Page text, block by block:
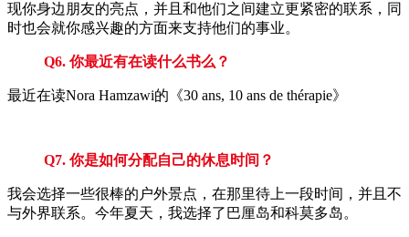
现你身边朋友的亮点，并且和他们之间建立更紧密的联系，同
时也会就你感兴趣的方面来支持他们的事业。
Q6. 你最近有在读什么书么？
最近在读Nora Hamzawi的《30 ans, 10 ans de thérapie》
Q7. 你是如何分配自己的休息时间？
我会选择一些很棒的户外景点，在那里待上一段时间，并且不
与外界联系。今年夏天，我选择了巴厘岛和科莫多岛。